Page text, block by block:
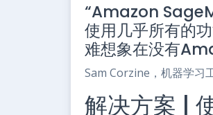
“Amazon
使用几乎所有的
难想象在没有
Sam Corzine，机器学习
解决方案 |